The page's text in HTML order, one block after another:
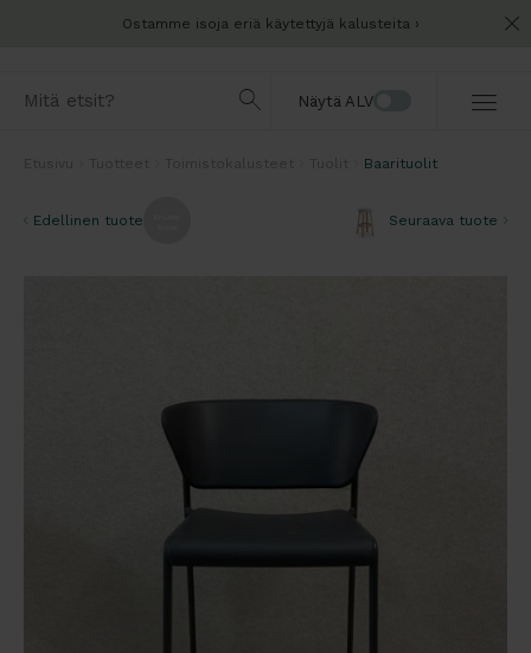
Ostamme isoja eriä käytettyjä kalusteita
Näytä ALV
Baarituolit
Edellinen tuote Seuraava tuote